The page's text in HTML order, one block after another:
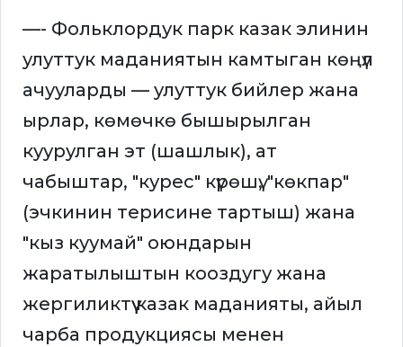
—- Фольклордук парк казак элинин
улуттук маданиятын камтыган көңүл
ачууларды — улуттук бийлер жана
ырлар, көмөчкө бышырылган
куурулган эт (шашлык), ат
чабыштар, "курес" күрөшү, "көкпар"
(эчкинин терисине тартыш) жана
"кыз куумай" оюндарын
жаратылыштын кооздугу жана
жергиликтүү казак маданияты, айыл
чарба продукциясы менен